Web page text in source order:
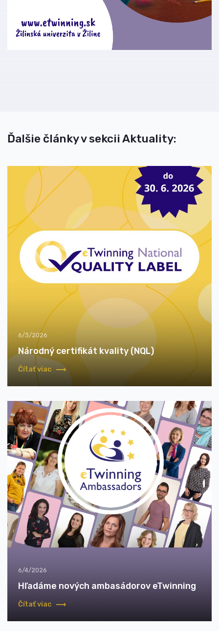
Ďalšie články v sekcii Aktuality:
6/3/2026
Národný certifikát kvality (NQL)
Čítať viac
6/4/2026
Hľadáme nových ambasádorov eTwinning
Čítať viac